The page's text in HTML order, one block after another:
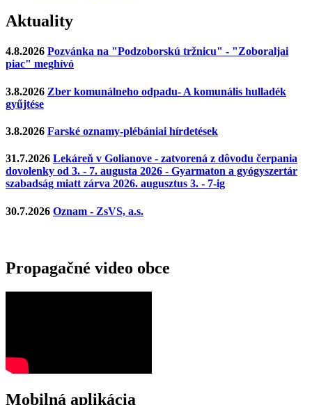
Aktuality
4.8.2026 Pozvánka na "Podzoborskú tržnicu" - "Zoboraljai
piac" meghívó
3.8.2026 Zber komunálneho odpadu- A komunális hulladék
gyűjtése
3.8.2026 Farské oznamy-plébániai hírdetések
31.7.2026 Lekáreň v Golianove - zatvorená z dôvodu čerpania
dovolenky od 3. - 7. augusta 2026 - Gyarmaton a gyógyszertár
szabadság miatt zárva 2026. augusztus 3. - 7-ig
30.7.2026 Oznam - ZsVS, a.s.
Propagačné video obce
Mobilná aplikácia